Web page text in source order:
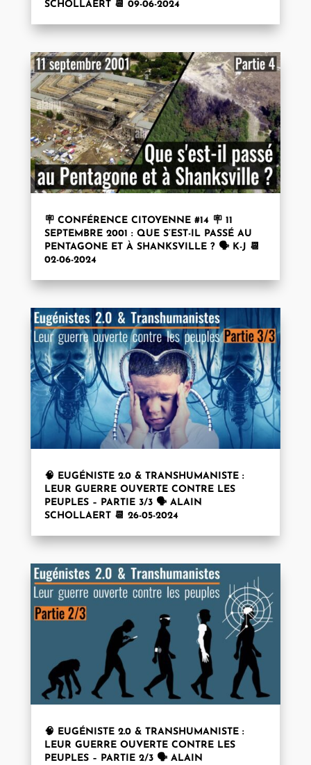
SCHOLLAERT 📆 09-06-2024
🪧 CONFÉRENCE CITOYENNE #14 🪧 11
SEPTEMBRE 2001 : QUE S’EST-IL PASSÉ AU
PENTAGONE ET À SHANKSVILLE ? 🗣️ K-J 📆
02-06-2024
🧠 EUGÉNISTE 2.0 & TRANSHUMANISTE :
LEUR GUERRE OUVERTE CONTRE LES
PEUPLES – PARTIE 3/3 🗣️ ALAIN
SCHOLLAERT 📆 26-05-2024
🧠 EUGÉNISTE 2.0 & TRANSHUMANISTE :
LEUR GUERRE OUVERTE CONTRE LES
PEUPLES – PARTIE 2/3 🗣️ ALAIN